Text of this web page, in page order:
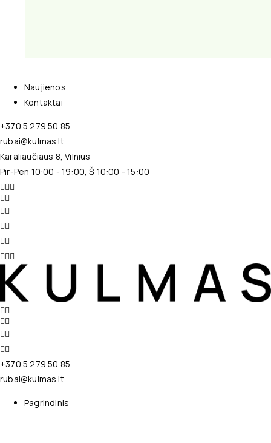
Naujienos
Kontaktai
+370 5 279 50 85
rubai@kulmas.lt
Karaliaučiaus 8, Vilnius
Pir-Pen 10:00 - 19:00, Š 10:00 - 15:00
+370 5 279 50 85
rubai@kulmas.lt
Pagrindinis